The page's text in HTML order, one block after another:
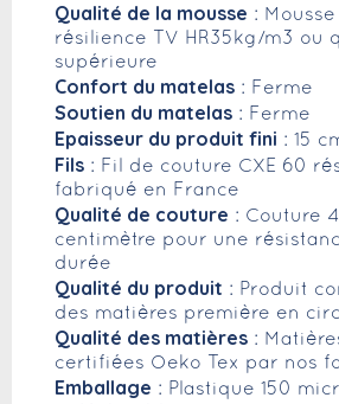
Qualité de la mousse :
résilience TV HR35kg/m3 ou
supérieure
Confort du matelas : Ferme
Soutien du matelas : Ferme
Epaisseur du produit fini : 15
Fils : Fil de couture CXE 60
fabriqué en France
Qualité de couture : Couture
centimètre pour une
durée
Qualité du produit : Produit
des matières première en
Qualité des matières :
certifiées Oeko Tex par nos
Emballage : Plastique 150